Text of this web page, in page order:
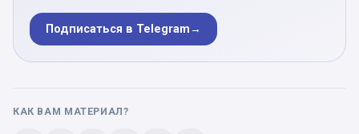
Подписаться в Telegram→
КАК ВАМ МАТЕРИАЛ?